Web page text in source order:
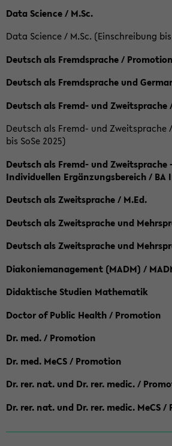
Data Science / M.Sc.
Data Science / M.Sc. (Einschreibung bis
Deutsch als Fremdsprache / Promotion
Deutsch als Fremdsprache und
Deutsch als Fremd- und Zweitsprache
Deutsch als Fremd- und Zweitsprache
bis SoSe 2025)
Deutsch als Fremd- und
Individuellen Ergänzungsbereich / BA
Deutsch als Zweitsprache / M.Ed.
Deutsch als Zweitsprache und
Deutsch als Zweitsprache und
Diakoniemanagement (MADM) /
Didaktische Studien Mathematik
Doctor of Public Health / Promotion
Dr. med. / Promotion
Dr. med. MeCS / Promotion
Dr. rer. nat. und Dr. rer. medic. /
Dr. rer. nat. und Dr. rer. medic. MeCS